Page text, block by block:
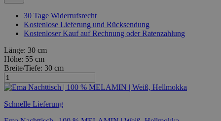
30 Tage Widerrufsrecht
Kostenlose Lieferung und Rücksendung
Kostenloser Kauf auf Rechnung oder Ratenzahlung
Länge: 30 cm
Höhe: 55 cm
Breite/Tiefe: 30 cm
Schnelle Lieferung